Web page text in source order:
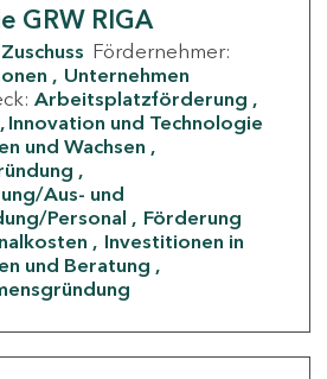
GRW RIGA
Zuschuss Fördernehmer:
Unternehmen
Arbeitsplatzförderung
Innovation und Technologie
und Wachsen
Aus- und
Personal
Förderung
Investitionen in
und Beratung